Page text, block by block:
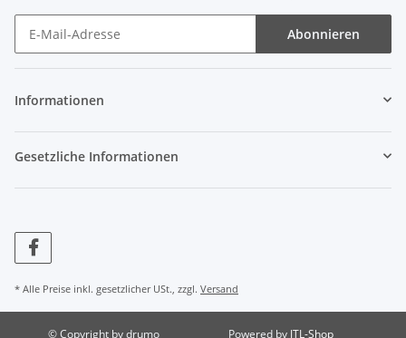
Abonnieren
Informationen
Gesetzliche Informationen
* Alle Preise inkl. gesetzlicher USt., zzgl. Versand
© Copyright by drumo Powered by JTL-Shop